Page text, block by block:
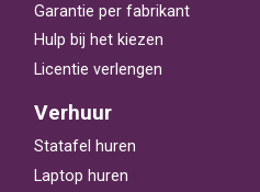
Garantie per fabrikant
Hulp bij het kiezen
Licentie verlengen
Verhuur
Statafel huren
Laptop huren